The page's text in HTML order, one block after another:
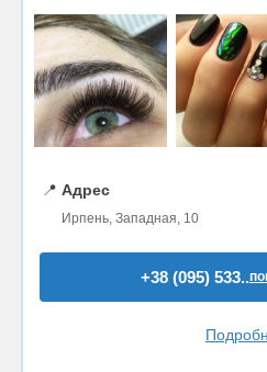
📍 Адрес
Ирпень, Западная, 10
+38 (095) 533..